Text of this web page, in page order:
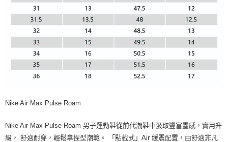
Nike Air Max Pulse Roam
Nike Air Max Pulse Roam 男子運動鞋從前代潮鞋中汲取豐富靈感，實用升
級， 舒適耐穿，輕鬆拿捏型潮範。 「點載式」Air 緩震配置，由舒適非凡